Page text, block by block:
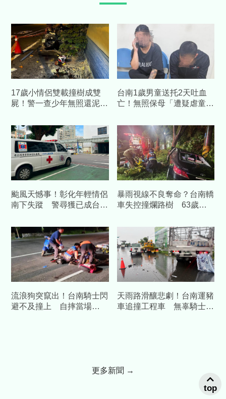
17歲小情侶雙載撞樹成雙
屍！警一查少年無照還泥
台南1歲男童送托2天吐血
亡！無照保母「遭疑虐童」
3莽男
颱風天憾事！彰化年輕情侶
南下失蹤 警尋獲已成台南
暴雨視線不良奪命？台南轎
車失控撞爛路樹 63歲男
流浪狗突竄出！台南騎士閃
避不及撞上 自摔當場
天雨路滑釀悲劇！台南運豬
車追撞工程車 無辜騎士遭
更多新聞 →
top